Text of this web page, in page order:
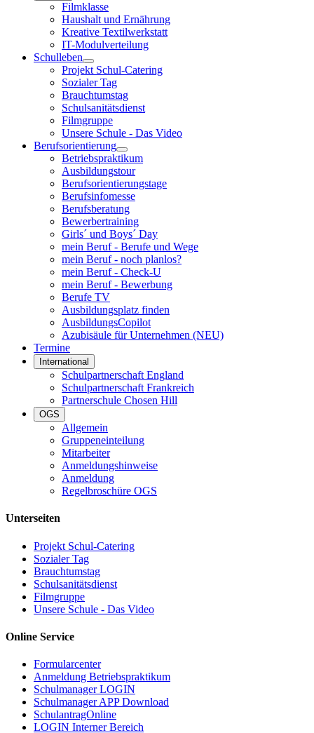
Filmklasse
Haushalt und Ernährung
Kreative Textilwerkstatt
IT-Modulverteilung
Schulleben
Projekt Schul-Catering
Sozialer Tag
Brauchtumstag
Schulsanitätsdienst
Filmgruppe
Unsere Schule - Das Video
Berufsorientierung
Betriebspraktikum
Ausbildungstour
Berufsorientierungstage
Berufsinfomesse
Berufsberatung
Bewerbertraining
Girls´ und Boys´ Day
mein Beruf - Berufe und Wege
mein Beruf - noch planlos?
mein Beruf - Check-U
mein Beruf - Bewerbung
Berufe TV
Ausbildungsplatz finden
AusbildungsCopilot
Azubisäule für Unternehmen (NEU)
Termine
International
Schulpartnerschaft England
Schulpartnerschaft Frankreich
Partnerschule Chosen Hill
OGS
Allgemein
Gruppeneinteilung
Mitarbeiter
Anmeldungshinweise
Anmeldung
Regelbroschüre OGS
Unterseiten
Projekt Schul-Catering
Sozialer Tag
Brauchtumstag
Schulsanitätsdienst
Filmgruppe
Unsere Schule - Das Video
Online Service
Formularcenter
Anmeldung Betriebspraktikum
Schulmanager LOGIN
Schulmanager APP Download
SchulantragOnline
LOGIN Interner Bereich